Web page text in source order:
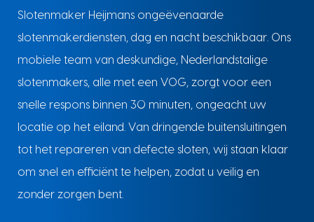
Slotenmaker Heijmans ongeëvenaarde
slotenmakerdiensten, dag en nacht beschikbaar. Ons
mobiele team van deskundige, Nederlandstalige
slotenmakers, alle met een VOG, zorgt voor een
snelle respons binnen 30 minuten, ongeacht uw
locatie op het eiland. Van dringende buitensluitingen
tot het repareren van defecte sloten, wij staan klaar
om snel en efficiënt te helpen, zodat u veilig en
zonder zorgen bent.